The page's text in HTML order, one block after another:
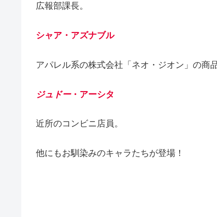
広報部課長。
シャア・アズナブル
アパレル系の株式会社「ネオ・ジオン」の商
ジュドー・アーシタ
近所のコンビニ店員。
他にもお馴染みのキャラたちが登場！